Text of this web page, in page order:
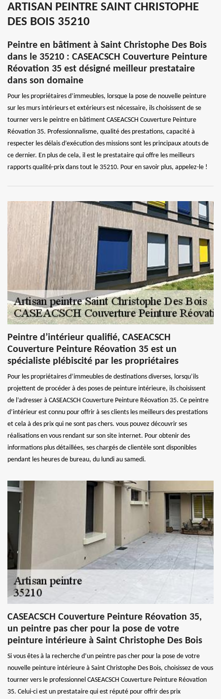
ARTISAN PEINTRE SAINT CHRISTOPHE
DES BOIS 35210
Peintre en bâtiment à Saint Christophe Des Bois
dans le 35210 : CASEACSCH Couverture Peinture
Réovation 35 est désigné meilleur prestataire
dans son domaine
Pour les propriétaires d’immeubles, lorsque la pose de nouvelle peinture
sur les murs intérieurs et extérieurs est nécessaire, ils choisissent de se
tourner vers le peintre en bâtiment CASEACSCH Couverture Peinture
Réovation 35. Professionnalisme, qualité des prestations, capacité à
respecter les délais d’exécution des missions sont les principaux atouts de
ce dernier. En plus de cela, il est le prestataire qui offre les meilleurs
rapports qualité-prix dans tout le 35210. Pour en savoir plus, appelez-le !
Peintre d’intérieur qualifié, CASEACSCH
Couverture Peinture Réovation 35 est un
spécialiste plébiscité par les propriétaires
Pour les propriétaires d’immeubles de destinations diverses, lorsqu’ils
projettent de procéder à des poses de peinture intérieure, ils choisissent
de l’adresser à CASEACSCH Couverture Peinture Réovation 35. Ce peintre
d’intérieur est connu pour offrir à ses clients les meilleurs des prestations
et cela à des prix qui ne sont pas chers. vous pouvez découvrir ses
réalisations en vous rendant sur son site internet. Pour obtenir des
informations plus détaillées, ses chargés de clientèle sont disponibles
pendant les heures de bureau, du lundi au samedi.
CASEACSCH Couverture Peinture Réovation 35,
un peintre pas cher pour la pose de votre
peinture intérieure à Saint Christophe Des Bois
Si vous êtes à la recherche d’un peintre pas cher pour la pose de votre
nouvelle peinture intérieure à Saint Christophe Des Bois, choisissez de vous
tourner vers le professionnel CASEACSCH Couverture Peinture Réovation
35. Celui-ci est un prestataire qui est réputé pour offrir des prix